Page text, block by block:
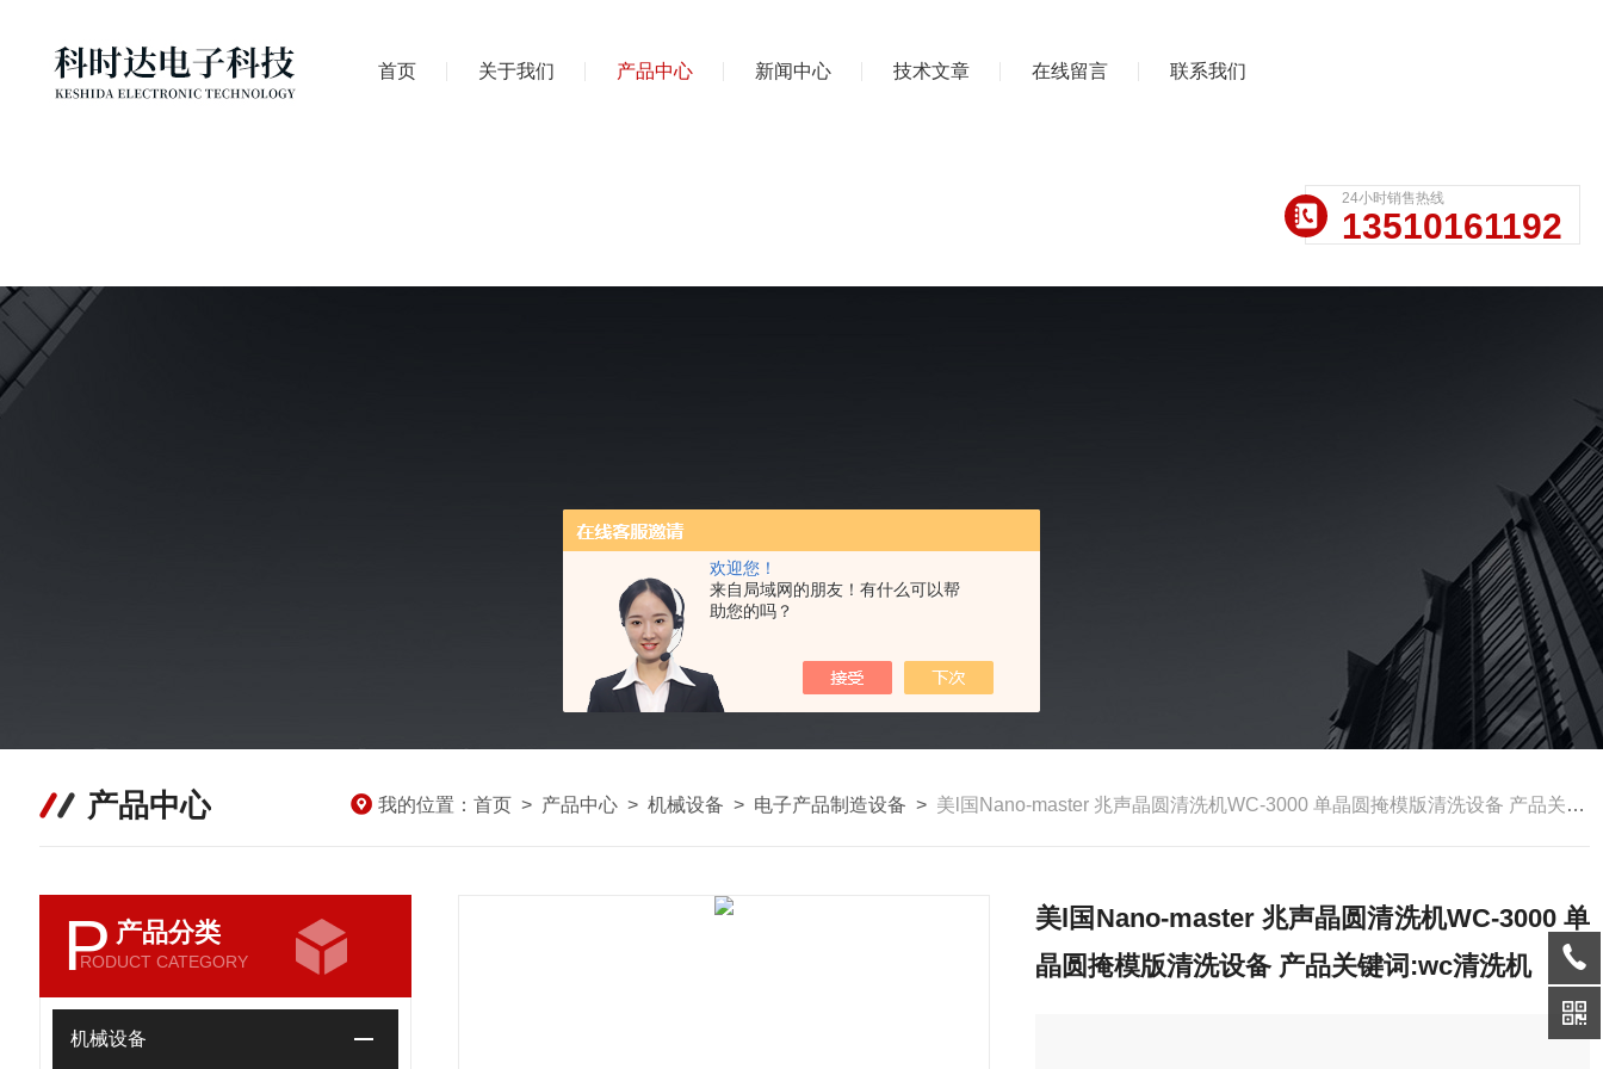
欢迎您！
来自局域网的朋友！有什么可以帮
助您的吗？
首页 关于我们 产品中心 新闻中心 技术文章 在线留言 联系我们
24小时销售热线
13510161192
产品中心 我的位置： 首页 > 产品中心 > 机械设备 > 电子产品制造设备 > 美l国Nano-master 兆声晶圆清洗机WC-3000 单晶圆掩模版清洗设备 产品关键词:wc清洗机
P 产品分类
RODUCT CATEGORY
机械设备
美l国Nano-master 兆声晶圆清洗机WC-3000 单
晶圆掩模版清洗设备 产品关键词:wc清洗机